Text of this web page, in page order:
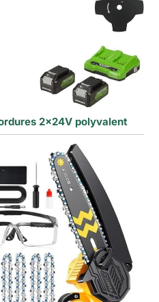
2x24V polyvalent